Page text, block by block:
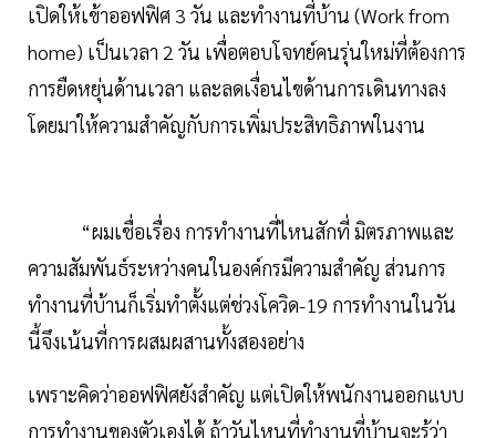
เปิดให้เข้าออฟฟิศ 3 วัน และทำงานที่บ้าน (Work from
home) เป็นเวลา 2 วัน เพื่อตอบโจทย์คนรุ่นใหม่ที่ต้องการ
การยืดหยุ่นด้านเวลา และลดเงื่อนไขด้านการเดินทางลง
โดยมาให้ความสำคัญกับการเพิ่มประสิทธิภาพในงาน
“ผมเชื่อเรื่อง การทำงานที่ไหนสักที่ มิตรภาพและ
ความสัมพันธ์ระหว่างคนในองค์กรมีความสำคัญ ส่วนการ
ทำงานที่บ้านก็เริ่มทำตั้งแต่ช่วงโควิด-19 การทำงานในวัน
นี้จึงเน้นที่การผสมผสานทั้งสองอย่าง
เพราะคิดว่าออฟฟิศยังสำคัญ แต่เปิดให้พนักงานออกแบบ
การทำงานของตัวเองได้ ถ้าวันไหนที่ทำงานที่บ้านจะรู้ว่า